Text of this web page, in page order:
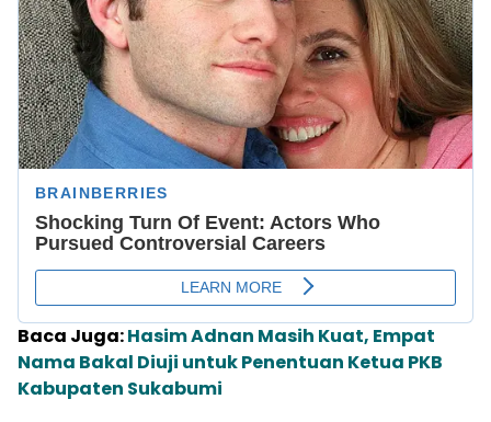
Baca Juga:Hasim Adnan Masih Kuat, Empat
Nama Bakal Diuji untuk Penentuan Ketua PKB
Kabupaten Sukabumi